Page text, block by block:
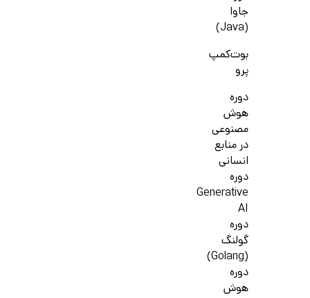
جاوا
(Java)
بوت‌کمپ
پرو
دوره
هوش
مصنوعی
در منابع
انسانی
دوره
Generative
AI
دوره
گولنگ
(Golang)
دوره
هوش